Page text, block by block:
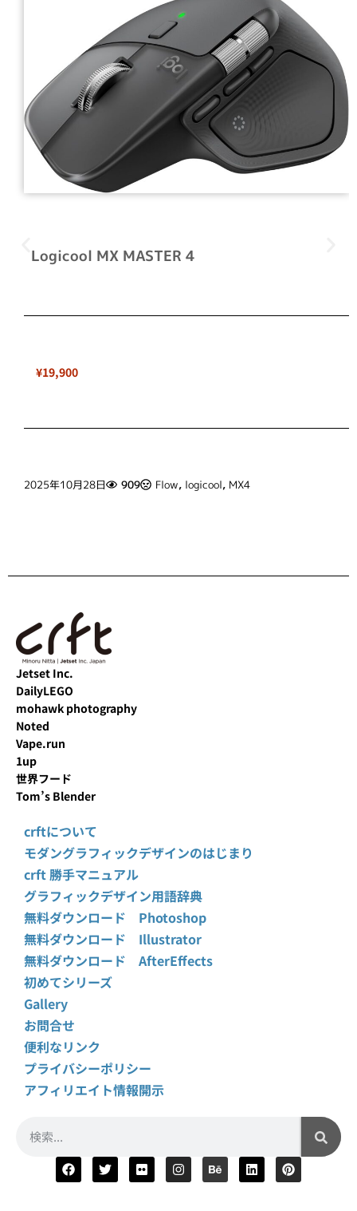
Logicool MX MASTER 4
¥19,900
2025年10月28日 909 Flow, logicool, MX4
Jetset Inc.
DailyLEGO
mohawk photography
Noted
Vape.run
1up
世界フード
Tom’s Blender
crftについて
モダングラフィックデザインのはじまり
crft 勝手マニュアル
グラフィックデザイン用語辞典
無料ダウンロード Photoshop
無料ダウンロード Illustrator
無料ダウンロード AfterEffects
初めてシリーズ
Gallery
お問合せ
便利なリンク
プライバシーポリシー
アフィリエイト情報開示